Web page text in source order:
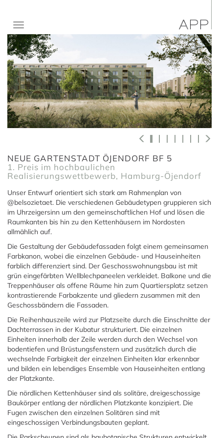
NEUE GARTENSTADT ÖJENDORF BF 5
1. Preis im hochbaulichen
Realisierungswettbewerb, Hamburg-Öjendorf
Unser Entwurf orientiert sich stark am Rahmenplan von
@belsozietaet. Die verschiedenen Gebäudetypen gruppieren sich
im Uhrzeigersinn um den gemeinschaftlichen Hof und lösen die
Raumkanten bis hin zu den Kettenhäusern im Nordosten
allmählich auf.
Die Gestaltung der Gebäudefassaden folgt einem gemeinsamen
Farbkanon, wobei die einzelnen Gebäude- und Hauseinheiten
farblich differenziert sind. Der Geschosswohnungsbau ist mit
grün eingefärbten Wellblechpaneelen verkleidet. Balkone und die
Treppenhäuser als offene Räume hin zum Quartiersplatz setzen
kontrastierende Farbakzente und gliedern zusammen mit den
Geschossbändern die Fassaden.
Die Reihenhauszeile wird zur Platzseite durch die Einschnitte der
Dachterrassen in der Kubatur strukturiert. Die einzelnen
Einheiten innerhalb der Zeile werden durch den Wechsel von
bodentiefen und Brüstungsfenstern und zusätzlich durch die
wechselnde Farbigkeit der einzelnen Einheiten klar erkennbar
und bilden ein lebendiges Ensemble von Hauseinheiten entlang
der Platzkante.
Die nördlichen Kettenhäuser sind als solitäre, dreigeschossige
Baukörper entlang der nördlichen Platzkante konzipiert. Die
Fugen zwischen den einzelnen Solitären sind mit
eingeschossigen Verbindungsbauten geplant.